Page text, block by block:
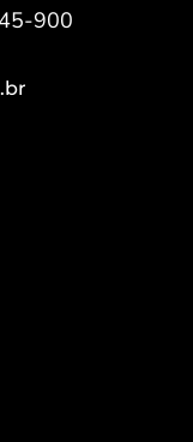
900